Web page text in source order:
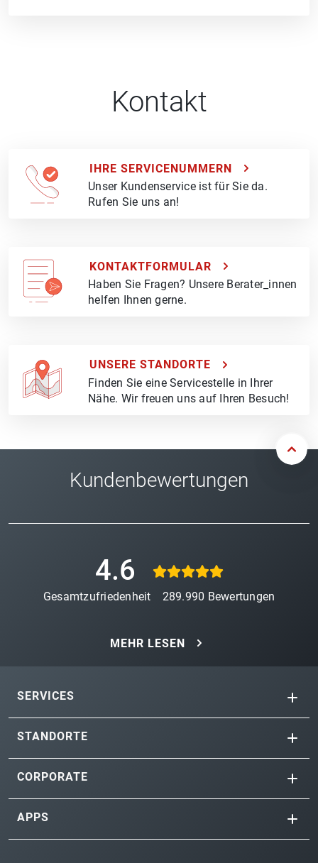
Kontakt
IHRE SERVICENUMMERN
Unser Kundenservice ist für Sie da.
Rufen Sie uns an!
KONTAKTFORMULAR
Haben Sie Fragen? Unsere Berater_innen
helfen Ihnen gerne.
UNSERE STANDORTE
Finden Sie eine Servicestelle in Ihrer
Nähe. Wir freuen uns auf Ihren Besuch!
Kundenbewertungen
4.6
Gesamtzufriedenheit 289.990 Bewertungen
MEHR LESEN
SERVICES
STANDORTE
CORPORATE
APPS